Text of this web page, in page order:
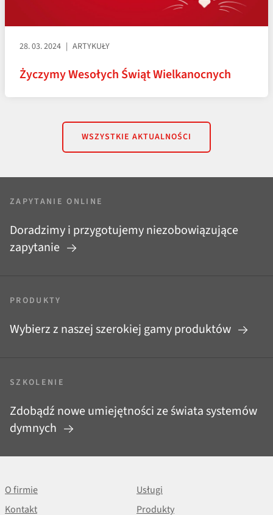
28. 03. 2024 ARTYKUŁY
Życzymy Wesołych Świąt Wielkanocnych
WSZYSTKIE AKTUALNOŚCI
ZAPYTANIE ONLINE
Doradzimy i przygotujemy niezobowiązujące
zapytanie
PRODUKTY
Wybierz z naszej szerokiej gamy produktów
SZKOLENIE
Zdobądź nowe umiejętności ze świata systemów
dymnych
O firmie
Usługi
Kontakt
Produkty